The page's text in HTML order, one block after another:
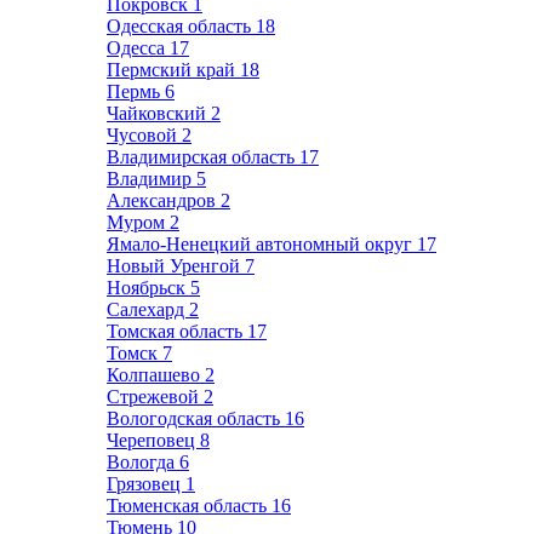
Покровск 1
Одесская область 18
Одесса 17
Пермский край 18
Пермь 6
Чайковский 2
Чусовой 2
Владимирская область 17
Владимир 5
Александров 2
Муром 2
Ямало-Ненецкий автономный округ 17
Новый Уренгой 7
Ноябрьск 5
Салехард 2
Томская область 17
Томск 7
Колпашево 2
Стрежевой 2
Вологодская область 16
Череповец 8
Вологда 6
Грязовец 1
Тюменская область 16
Тюмень 10